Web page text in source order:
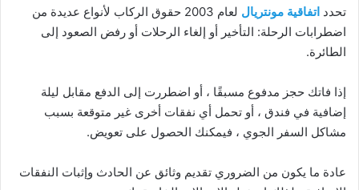
تحدد اتفاقية مونتريال
لعام 2003 حقوق الركاب لأنواع عديدة من
اضطرابات الرحلة: التأخير أو إلغاء الرحلات أو رفض الصعود إلى
الطائرة.
إذا فاتك حجز مدفوع مسبقًا ، أو اضطررت إلى الدفع مقابل ليلة
إضافية في فندق ، أو تحمل أي نفقات أخرى غير متوقعة بسبب
مشاكل السفر الجوي ، فيمكنك الحصول على تعويض.
عادة ما يكون من الضروري تقديم وثائق عن الحادث وإثبات النفقات